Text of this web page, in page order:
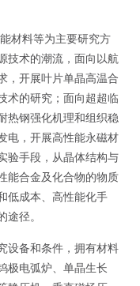
材料等为主要研究方
技术的潮流，面向以航
，开展叶片单晶高温合
术的研究；面向超超临
热钢强化机理和组织稳
电，开展高性能永磁材
验手段，从晶体结构与
能合金及化合物的物质
低成本、高性能化手
径。
设备和条件，拥有材料
极电弧炉、单晶生长